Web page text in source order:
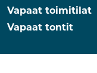
Vapaat toimitilat
Vapaat tontit